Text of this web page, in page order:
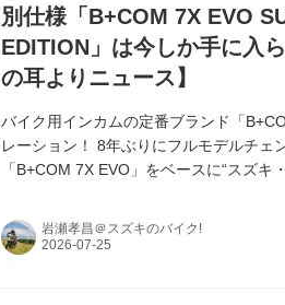
別仕様「B+COM 7X EVO
EDITION」は今しか手に入
の耳よりニュース】
バイク用インカムの定番ブランド「
レーション！ 8年ぶりにフルモデルチェ
「B+COM 7X EVO」をベースに“スズキ
岩瀬孝昌＠スズキのバイク!